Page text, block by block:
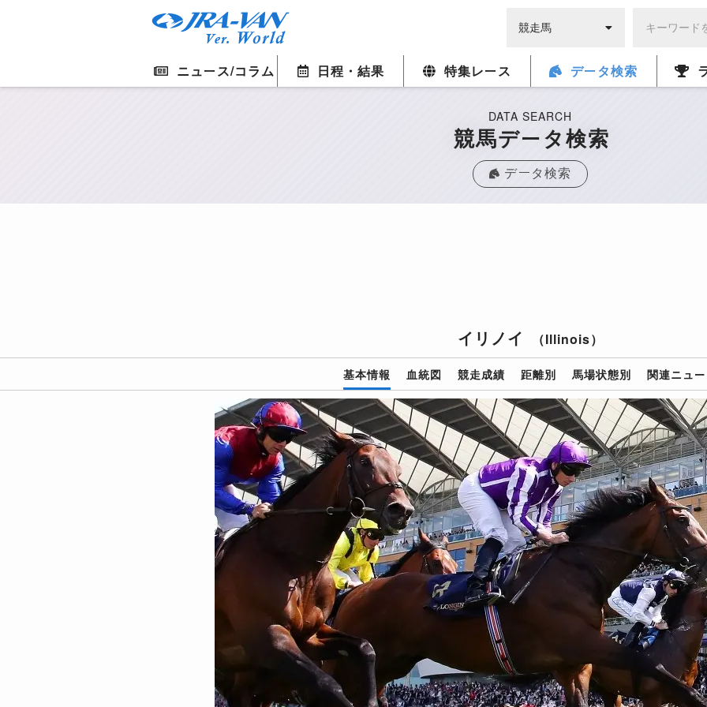
ニュース/コラム 日程・結果 特集レース データ検索
DATA SEARCH
競馬データ検索
データ検索
イリノイ （Illinois）
基本情報 血統図 競走成績 距離別 馬場状態別 関連ニュ